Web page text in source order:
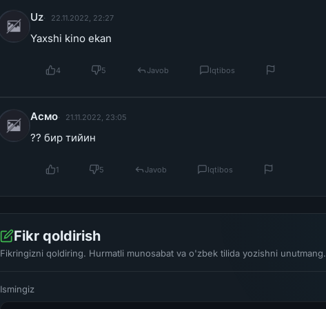
Uz 22.11.2022, 22:27
Yaxshi kino ekan
4 5 Javob Iqtibos
Асмо 21.11.2022, 23:05
?? бир тийин
1 5 Javob Iqtibos
Fikr qoldirish
Fikringizni qoldiring. Hurmatli munosabat va o'zbek tilida yozishni unutmang.
Ismingiz